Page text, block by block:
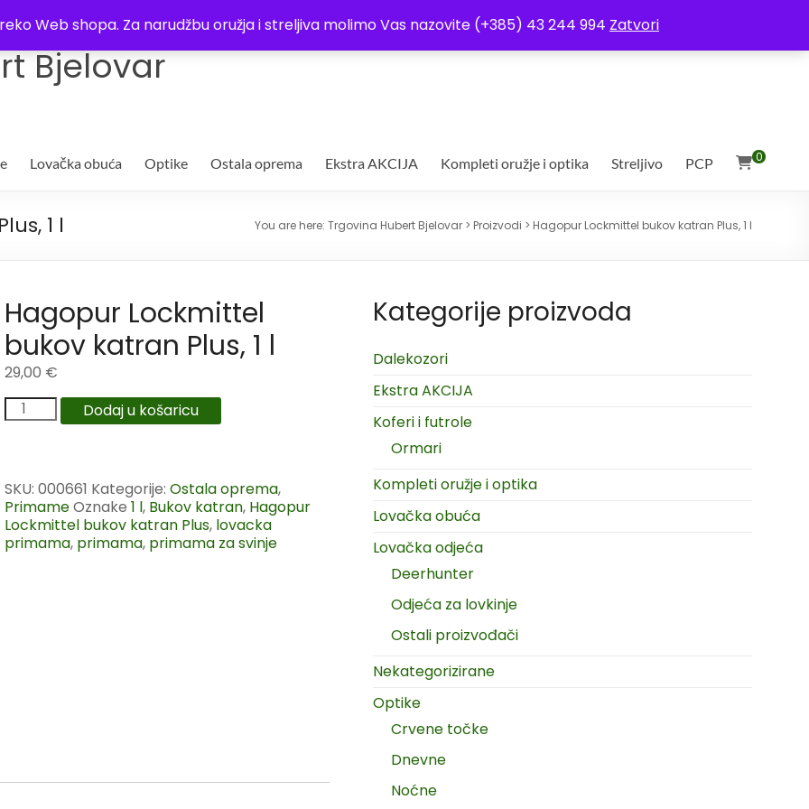
Web shopa. Za narudžbu oružja i streljiva molimo Vas nazovite (+385) 43 244 994 Zatvori
Uvjeti poslovanja
Bjelovar
0
Lovačka obuća Optike Ostala oprema Ekstra AKCIJA Kompleti oružje i optika Streljivo PCP
1 l You are here: Trgovina Hubert Bjelovar > Proizvodi > Hagopur Lockmittel bukov katran Plus, 1 l
Hagopur Lockmittel
bukov katran Plus, 1 l
29,00 €
Dodaj u košaricu
SKU: 000661 Kategorije: Ostala oprema,
PrimameOznake 1 l, Bukov katran, Hagopur
Lockmittel bukov katran Plus, lovacka
primama, primama, primama za svinje
Kategorije proizvoda
Dalekozori
Ekstra AKCIJA
Koferi i futrole
Ormari
Kompleti oružje i optika
Lovačka obuća
Lovačka odjeća
Deerhunter
Odjeća za lovkinje
Ostali proizvođači
Nekategorizirane
Optike
Crvene točke
Dnevne
Noćne